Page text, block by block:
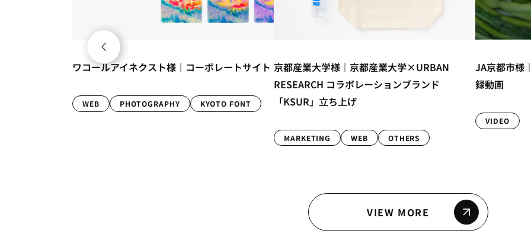
京都産業大学様｜京都産業大学×URBAN
「KSUR」立ち上げ
JA京都市様｜京都上賀茂の食文化「すぐき」記
録動画
西尾八ッ橋
ッケージデ
GRAPHIC
VIEW MORE